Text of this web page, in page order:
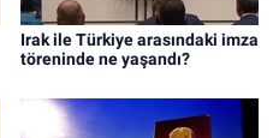
Irak ile Türkiye arasındaki imza
töreninde ne yaşandı?